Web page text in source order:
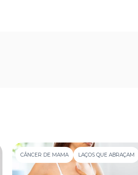
CÂNCER DE MAMA LAÇOS QUE ABRAÇAM